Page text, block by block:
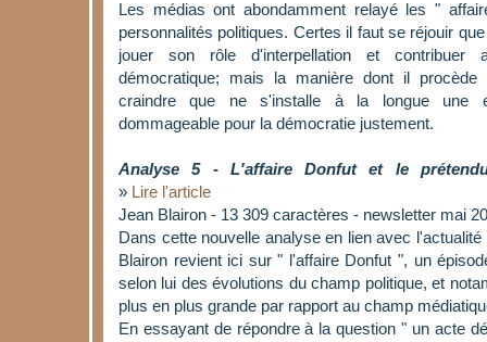
Les médias ont abondamment relayé les "
personnalités politiques. Certes il faut se réjouir
jouer son rôle d'interpellation et contribuer
démocratique; mais la manière dont il procède
craindre que ne s'installe à la longue une
dommageable pour la démocratie justement.
Analyse 5 - L'affaire Donfut et le
» Lire l'article
Jean Blairon - 13 309 caractères - newsletter mai
Dans cette nouvelle analyse en lien avec
Blairon revient ici sur " l'affaire Donfut ", un
selon lui des évolutions du champ politique, et
plus en plus grande par rapport au champ
En essayant de répondre à la question " un acte